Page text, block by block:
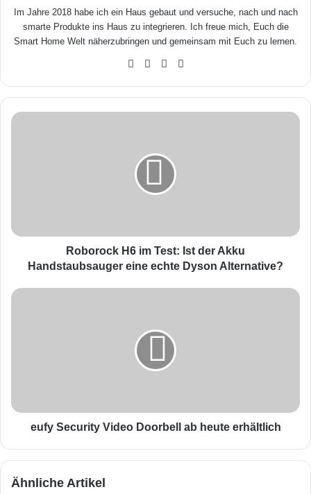
Im Jahre 2018 habe ich ein Haus gebaut und versuche, nach und nach
smarte Produkte ins Haus zu integrieren. Ich freue mich, Euch die
Smart Home Welt näherzubringen und gemeinsam mit Euch zu lernen.
We
ite
Fa
ook
X
be
R
H
T
d
k
Roborock H6 im Test: Ist der Akku
Handstaubsauger eine echte Dyson Alternative?
e
r
i
eufy Security Video Doorbell ab heute erhältlich
Ähnliche Artikel